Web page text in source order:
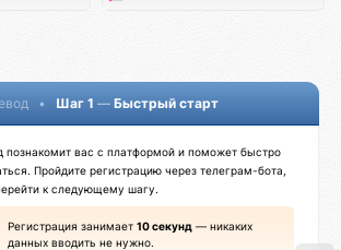
• Шаг 1 — Быстрый старт
познакомит вас с платформой и поможет быстро
Пройдите регистрацию через телеграм-бота,
к следующему шагу.
Регистрация занимает 10 секунд — никаких
данных вводить не нужно.